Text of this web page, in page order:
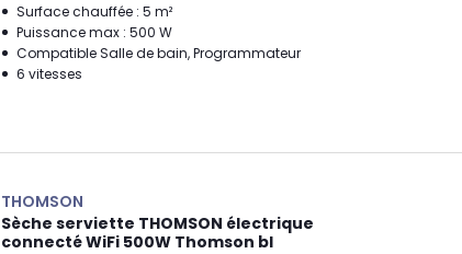
Surface chauffée : 5 m²
Puissance max : 500 W
Compatible Salle de bain, Programmateur
6 vitesses
THOMSON
Sèche serviette THOMSON électrique
connecté WiFi 500W Thomson bl